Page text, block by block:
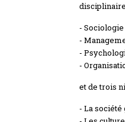
-
-
-
-
et de trois
- La société